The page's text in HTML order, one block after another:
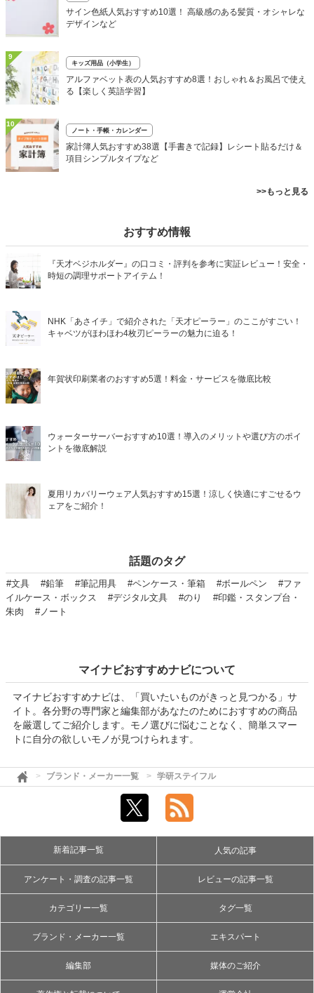
サイン色紙人気おすすめ10選！ 高級感のある髪質・オシャレな
デザインなど
9
キッズ用品（小学生）
アルファベット表の人気おすすめ8選！おしゃれ＆お風呂で使え
る【楽しく英語学習】
10
ノート・手帳・カレンダー
家計簿人気おすすめ38選【手書きで記録】レシート貼るだけ＆
項目シンプルタイプなど
>>もっと見る
おすすめ情報
『天才ベジホルダー』の口コミ・評判を参考に実証レビュー！安全・
時短の調理サポートアイテム！
NHK「あさイチ」で紹介された「天才ピーラー」のここがすごい！
キャベツがほわほわ4枚刃ピーラーの魅力に迫る！
年賀状印刷業者のおすすめ5選！料金・サービスを徹底比較
ウォーターサーバーおすすめ10選！導入のメリットや選び方のポイ
ントを徹底解説
夏用リカバリーウェア人気おすすめ15選！涼しく快適にすごせるウ
ェアをご紹介！
話題のタグ
#文具 #鉛筆 #筆記用具 #ペンケース・筆箱 #ボールペン
#ファ
イルケース・ボックス
#デジタル文具 #のり
#印鑑・スタンプ台・
朱肉
#ノート
マイナビおすすめナビについて
マイナビおすすめナビは、「買いたいものがきっと見つかる」サ
イト。各分野の専門家と編集部があなたのためにおすすめの商品
を厳選してご紹介します。モノ選びに悩むことなく、簡単スマー
トに自分の欲しいモノが見つけられます。
ブランド・メーカー一覧 学研ステイフル
新着記事一覧 人気の記事
アンケート・調査の記事一覧 レビューの記事一覧
カテゴリー一覧 タグ一覧
ブランド・メーカー一覧 エキスパート
編集部 媒体のご紹介